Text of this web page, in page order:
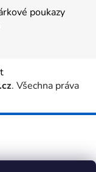
poukazy
. Všechna práva